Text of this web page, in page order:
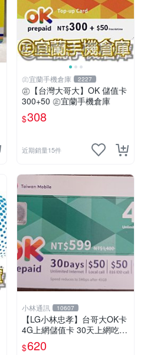
㊣宜蘭手機倉庫 2227
㊣【台灣大哥大】OK 儲值卡
300+50 ㊣宜蘭手機倉庫
$308
近期銷量15件
小林通訊 10607
【LG小林忠孝】台哥大OK卡
4G上網儲值卡 30天上網吃到
飽 (45GB後降速至5MB)
$620